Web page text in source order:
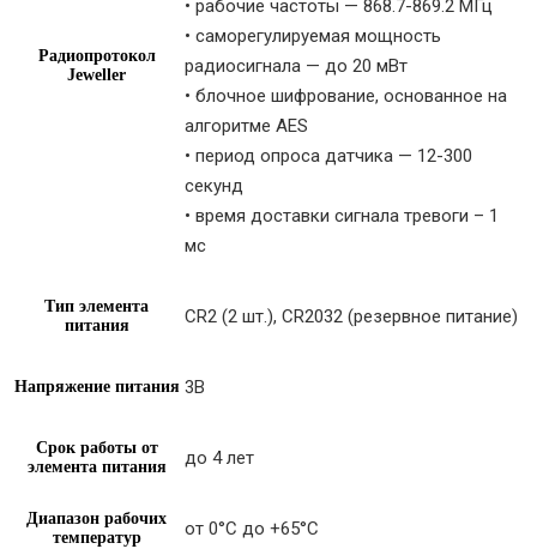
Радиопротокол
Jeweller
• рабочие частоты — 868.7-869.2 МГц
• саморегулируемая мощность
радиосигнала — до 20 мВт
• блочное шифрование, основанное на
алгоритме AES
• период опроса датчика — 12-300
секунд
• время доставки сигнала тревоги – 1
мс
Тип элемента
питания
CR2 (2 шт.), СR2032 (резервное питание)
Напряжение питания 3В
Срок работы от
элемента питания
до 4 лет
Диапазон рабочих
температур
от 0°С до +65°С